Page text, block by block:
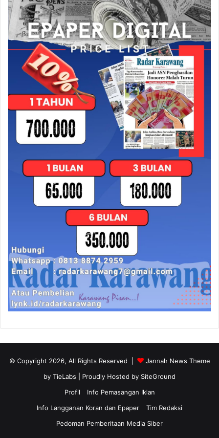
© Copyright 2026, All Rights Reserved |
Jannah News Theme
by TieLabs | Proudly Hosted by SiteGround
Profil
Info Pemasangan Iklan
Info Langganan Koran dan Epaper
Tim Redaksi
Pedoman Pemberitaan Media Siber